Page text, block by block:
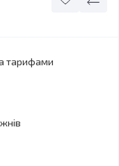
тарифами